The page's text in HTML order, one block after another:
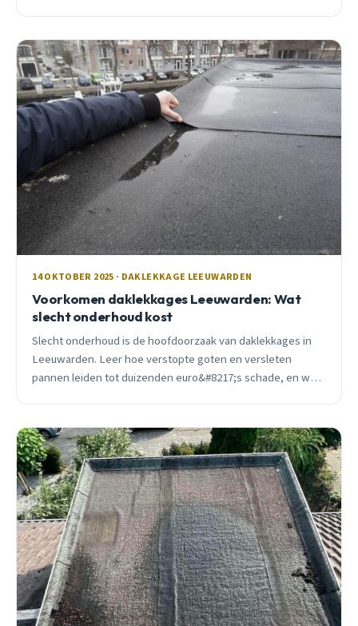
14 OKTOBER 2025 · DAKLEKKAGE LEEUWARDEN
Voorkomen daklekkages Leeuwarden: Wat
slecht onderhoud kost
Slecht onderhoud is de hoofdoorzaak van daklekkages in
Leeuwarden. Leer hoe verstopte goten en versleten
pannen leiden tot duizenden euro&#8217;s schade, en wat